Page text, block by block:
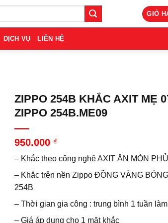
GIỎ
DỊCH VỤ LIÊN HỆ
ZIPPO 254B KHẮC AXIT MẸ
ZIPPO 254B.ME09
950.000 ₫
– Khắc theo công nghệ AXIT ĂN MÒN
– Khắc trên nền Zippo ĐỒNG VÀNG
254B
– Thời gian gia công : trung bình 1 tuần
– Giá áp dụng cho 1 mặt khắc